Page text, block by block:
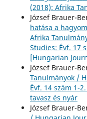
(2018): Afrika
József Brauer-
hatása a
Afrika
Studies: Évf. 17
[Hungarian
József Brauer-
Tanulmányok /
Évf. 14 szám 1-
tavasz és nyár
József Brauer-